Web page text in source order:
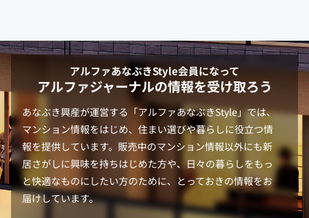
アルファあなぶきStyle会員になって
アルファジャーナルの情報を受け取ろう
あなぶき興産が運営する「アルファあなぶきStyle」では、
マンション情報をはじめ、住まい選びや暮らしに役立つ情
報を提供しています。販売中のマンション情報以外にも新
居さがしに興味を持ちはじめた方や、日々の暮らしをもっ
と快適なものにしたい方のために、とっておきの情報をお
届けしています。